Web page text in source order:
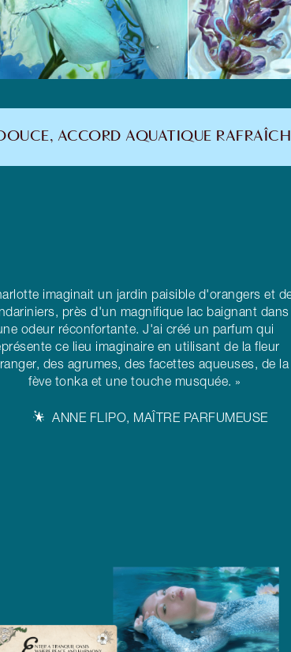
ACCORD AQUATIQUE
imaginait un jardin paisible d'orangers et
près d'un magnifique lac baignant dans
odeur réconfortante. J'ai créé un parfum qui
ce lieu imaginaire en utilisant de la fleur
des agrumes, des facettes aqueuses, de la
fève tonka et une touche musquée. »
ANNE FLIPO, MAÎTRE PARFUMEUSE